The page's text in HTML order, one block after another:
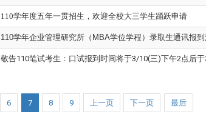
110学年度五年一贯招生，欢迎全校大三学生踊跃申请
110学年企业管理研究所（MBA学位学程）录取生通讯报
敬告110笔试考生：口试报到时间将于3/10(三)下午2点后
6 7 8 9 上一页 下一页 最后